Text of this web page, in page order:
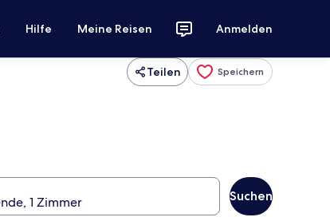
Hilfe Meine Reisen Anmelden
Teilen Speichern
Suchen